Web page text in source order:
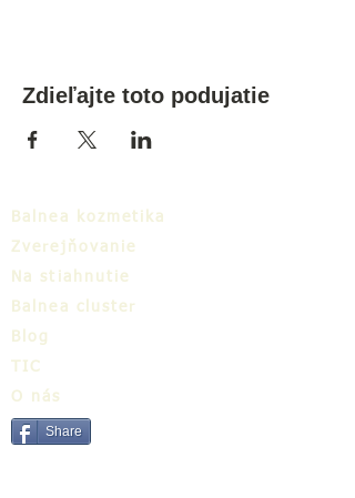
Zdieľajte toto podujatie
Balnea kozmetika
Zverejňovanie
Na stiahnutie
Balnea cluster
Blog
TIC
O nás
Share